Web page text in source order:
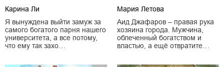
Карина Ли
Я вынуждена выйти замуж за
самого богатого парня нашего
университета, а все потому,
что ему так захо…
Мария Летова
Аид Джафаров – правая рука
хозяина города. Мужчина,
облеченный богатством и
властью, а ещё отвратите…